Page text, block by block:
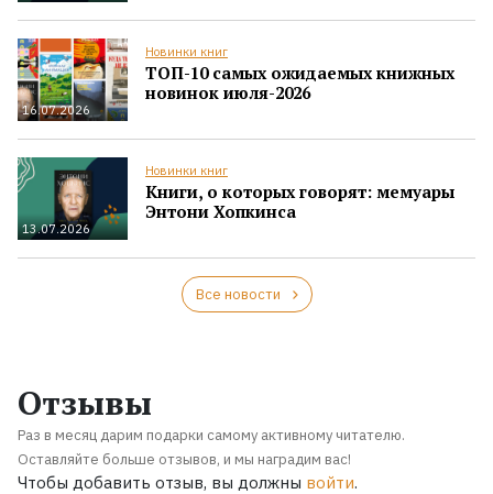
16.07.2026
Новинки книг
ТОП-10 самых ожидаемых книжных
новинок июля-2026
13.07.2026
Новинки книг
Книги, о которых говорят: мемуары
Энтони Хопкинса
Все новости
Отзывы
Раз в месяц дарим подарки самому активному читателю.
Оставляйте больше отзывов, и мы наградим вас!
Чтобы добавить отзыв, вы должны войти.